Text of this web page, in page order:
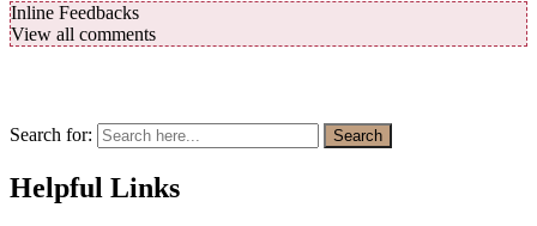
Inline Feedbacks
View all comments
Search for: Search
Helpful Links